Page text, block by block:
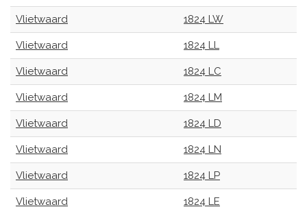
Vlietwaard 1824 LW
Vlietwaard 1824 LL
Vlietwaard 1824 LC
Vlietwaard 1824 LM
Vlietwaard 1824 LD
Vlietwaard 1824 LN
Vlietwaard 1824 LP
Vlietwaard 1824 LE